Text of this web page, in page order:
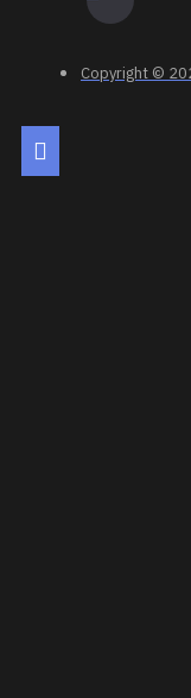
Copyright ©